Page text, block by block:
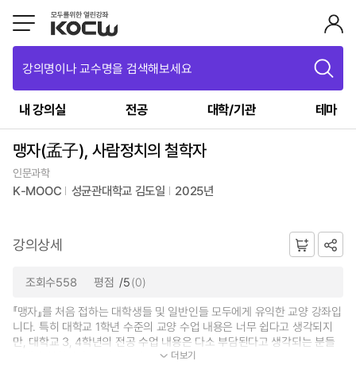
강의명이나 교수명을 검색해보세요
내 강의실 전공 대학/기관 테마
맹자(孟子), 사람정치의 철학자
인문과학
K-MOOC 성균관대학교 김도일 2025년
강의상세
조회수558 평점 /5(0)
『맹자』를 처음 접하는 대학생들 및 일반인들 모두에게 유익한 교양 강좌입
니다. 특히 대학교 1학년 수준의 교양 수업 내용은 너무 쉽다고 생각되지
만, 대학교 3, 4학년의 전공 수업 내용은 다소 부담된다고 생각되는 분들
에게 추천합니다. 수강생들이 교양...더보기